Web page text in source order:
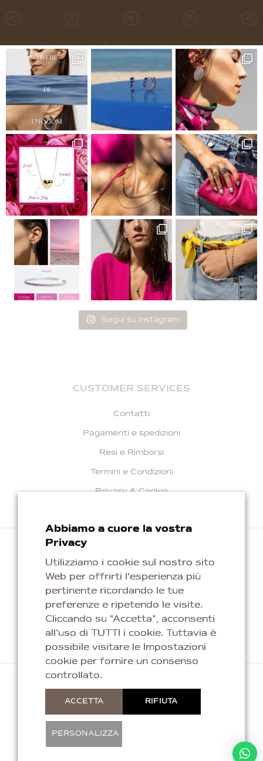
Segui su Instagram
CUSTOMER SERVICES
Contatti
Pagamenti e spedizioni
Resi e Rimborsi
Termini e Condizioni
Privacy & Cookie
Repubblica di San Marino
info@kaleagioielli.com
Copyright © 2026 Titan Silver & Gold S.p.a. Tutti i
Abbiamo a cuore la vostra
Privacy
Utilizziamo i cookie sul nostro sito
Web per offrirti l'esperienza più
pertinente ricordando le tue
preferenze e ripetendo le visite.
Cliccando su "Accetta", acconsenti
all'uso di TUTTI i cookie. Tuttavia è
possibile visitare le Impostazioni
cookie per fornire un consenso
controllato.
ACCETTA RIFIUTA
PERSONALIZZA